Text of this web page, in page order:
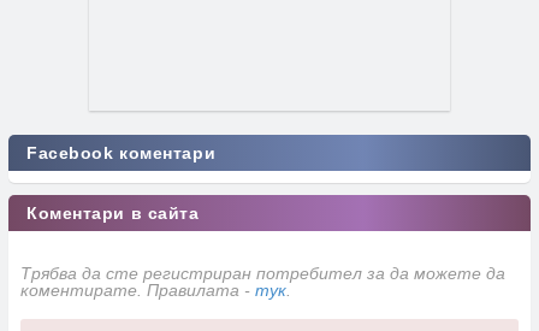
Facebook коментари
Коментари в сайта
Трябва да сте регистриран потребител за да можете да
коментирате. Правилата - тук